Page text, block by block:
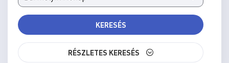
KERESÉS
RÉSZLETES KERESÉS